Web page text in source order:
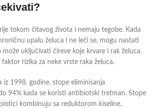
tokom čitavog života i nemaju tegobe. Kada
upalu želuca i ne leči se, mogu nastati
može uključivati čireve koje krvare i rak želuca.
rizika za neke vrste raka želuca.
iz 1998. godine, stope eliminisanja
94% kada se koristi antibiotski tretman. Stope
kombinuju sa reduktorom kiseline.